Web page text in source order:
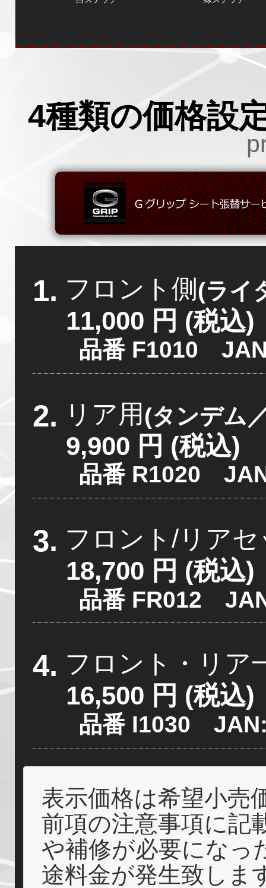
4種類の価格設
1. フロント側(ライ
11,000 円 (税込)
品番 F1010
2. リア用 (タンデム
9,900 円 (税込)
品番 R1020
3. フロント/リアセ
18,700 円 (税込)
品番 FR012
4. フロント・リア
16,500 円 (税込)
品番 I1030
表示価格は希望小売
前項の注意事項に記
や補修が必要になっ
途料金が発生致しま